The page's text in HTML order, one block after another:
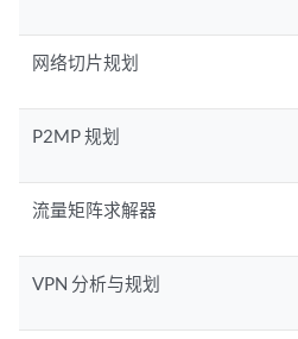
网络切片规划
P2MP 规划
流量矩阵求解器
VPN 分析与规划